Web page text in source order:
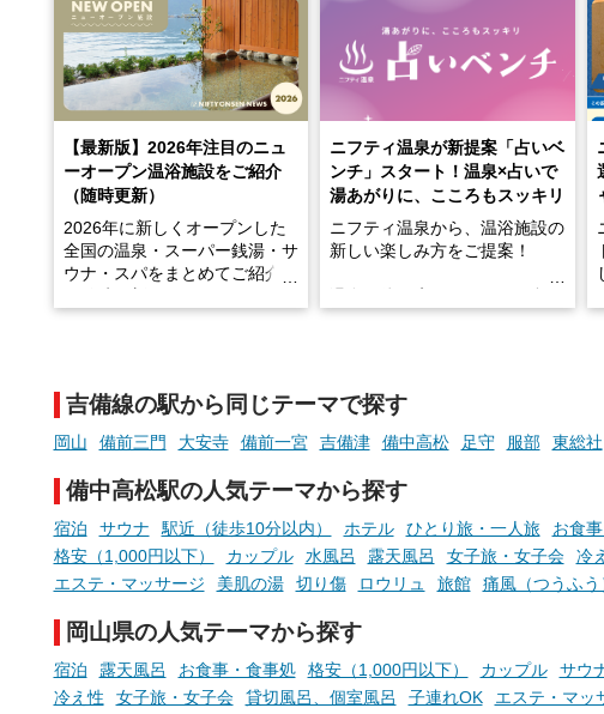
【最新版】2026年注目のニュ
ーオープン温浴施設をご紹介
（随時更新）
2026年に新しくオープンした
全国の温泉・スーパー銭湯・サ
ウナ・スパをまとめてご紹介！
まったスポットが続々登場して
います。
現地取材記事もあわせて紹介し
ていますので、気になる施設は
ぜひチェックして次のおでかけ
先の参考にしてみてください
ね。
ニフティ温泉が新提案「占いベ
ンチ」スタート！温泉×占いで
湯あがりに、こころもスッキリ
ニフティ温泉から、温浴施設の
新しい楽しみ方をご提案！
手相やタロットなど気軽に楽し
める占いで、“ととのう”おふろ
時間を、もっと特別に。
吉備線の駅から同じテーマで探す
岡山 備前三門 大安寺 備前一宮 吉備津 備中高松 足守 服部 東総社
備中高松駅の人気テーマから探す
宿泊 サウナ 駅近（徒歩10分以内） ホテル ひとり旅・一人旅
お食
格安（1,000円以下）
カップル 水風呂 露天風呂 女子旅・女子会 冷
エステ・マッサージ
美肌の湯 切り傷 ロウリュ 旅館 痛風（つうふう
岡山県の人気テーマから探す
宿泊 露天風呂 お食事・食事処 格安（1,000円以下） カップル サウ
冷え性
女子旅・女子会 貸切風呂、個室風呂 子連れOK エステ・マッ